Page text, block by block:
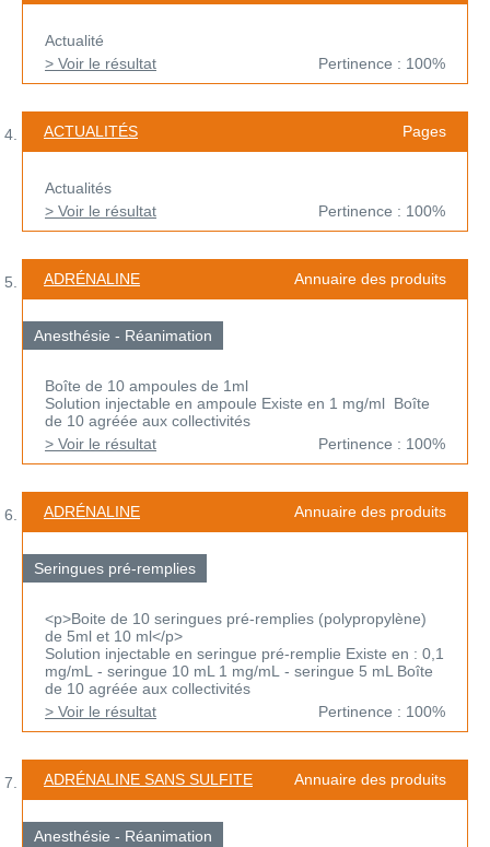
Actualité
> Voir le résultat
Pertinence : 100%
ACTUALITÉS Pages
Actualités
> Voir le résultat
Pertinence : 100%
ADRÉNALINE Annuaire des produits
Anesthésie - Réanimation
Boîte de 10 ampoules de 1ml
Solution injectable en ampoule Existe en 1 mg/ml Boîte
de 10 agréée aux collectivités
> Voir le résultat
Pertinence : 100%
ADRÉNALINE Annuaire des produits
Seringues pré-remplies
<p>Boite de 10 seringues pré-remplies (polypropylène)
de 5ml et 10 ml</p>
Solution injectable en seringue pré-remplie Existe en : 0,1
mg/mL - seringue 10 mL 1 mg/mL - seringue 5 mL Boîte
de 10 agréée aux collectivités
> Voir le résultat
Pertinence : 100%
ADRÉNALINE SANS SULFITE Annuaire des produits
Anesthésie - Réanimation